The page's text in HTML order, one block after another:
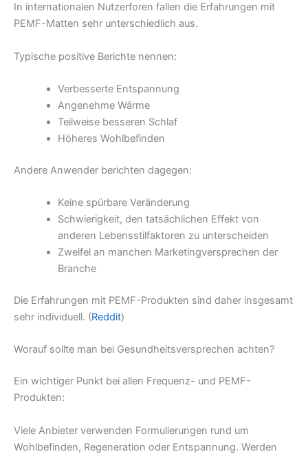
In internationalen Nutzerforen fallen die Erfahrungen mit
PEMF-Matten sehr unterschiedlich aus.
Typische positive Berichte nennen:
Verbesserte Entspannung
Angenehme Wärme
Teilweise besseren Schlaf
Höheres Wohlbefinden
Andere Anwender berichten dagegen:
Keine spürbare Veränderung
Schwierigkeit, den tatsächlichen Effekt von
anderen Lebensstilfaktoren zu unterscheiden
Zweifel an manchen Marketingversprechen der
Branche
Die Erfahrungen mit PEMF-Produkten sind daher insgesamt
sehr individuell. (Reddit)
Worauf sollte man bei Gesundheitsversprechen achten?
Ein wichtiger Punkt bei allen Frequenz- und PEMF-
Produkten:
Viele Anbieter verwenden Formulierungen rund um
Wohlbefinden, Regeneration oder Entspannung. Werden